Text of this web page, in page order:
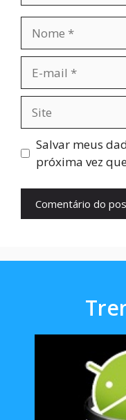
mail
Salvar meus
próxima vez